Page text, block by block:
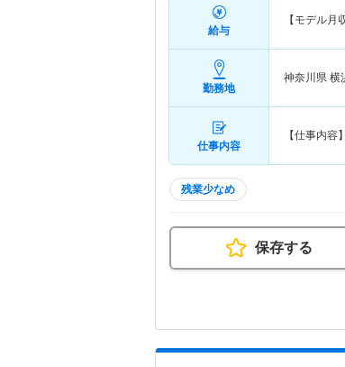
給与
【モデル月
勤務地
神奈川県 横
仕事内容
【仕事内
残業少なめ
保存する